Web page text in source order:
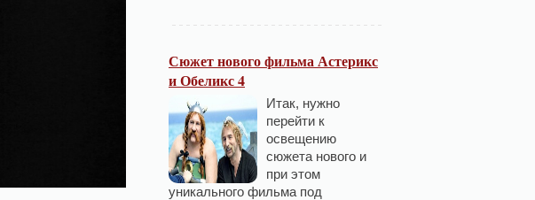
Сюжет нового фильма Астерикс
и Обеликс 4
Итак, нужно
перейти к
освещению
сюжета нового и
при этом
уникального фильма под